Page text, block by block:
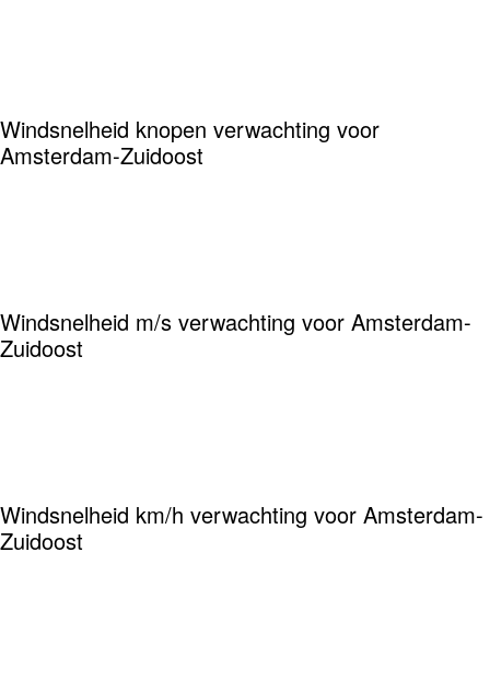
Windsnelheid knopen verwachting voor
Amsterdam-Zuidoost
Windsnelheid m/s verwachting voor Amsterdam-
Zuidoost
Windsnelheid km/h verwachting voor Amsterdam-
Zuidoost